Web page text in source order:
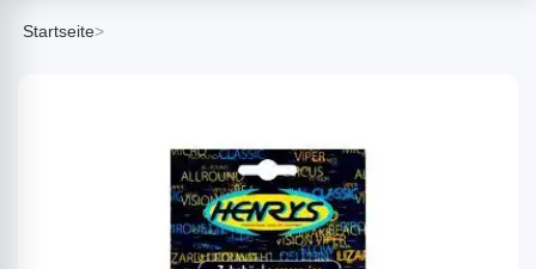
Startseite>